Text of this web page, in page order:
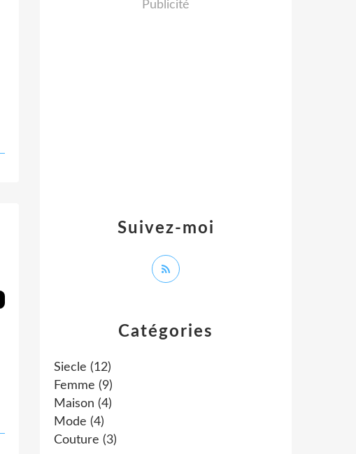
Catégories
Siecle (12)
Femme (9)
Maison (4)
Mode (4)
Couture (3)
Suivez-moi
Publicité